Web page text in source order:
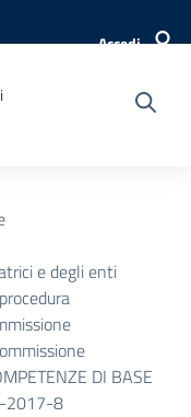
Accedi
e degli enti
DI BASE
2017-8